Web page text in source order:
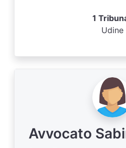
1
Udine
Avvocato